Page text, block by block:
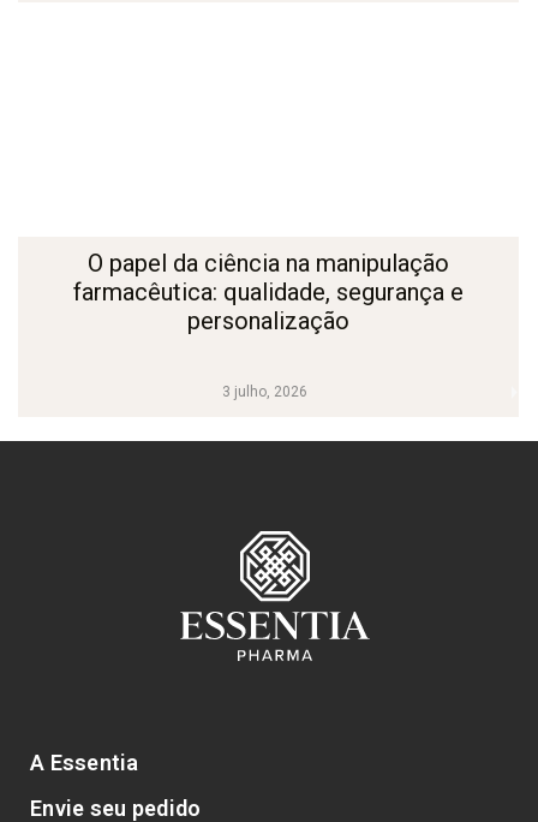
3 julho, 2026
O papel da ciência na manipulação
farmacêutica: qualidade, segurança e
personalização
A Essentia
Envie seu pedido